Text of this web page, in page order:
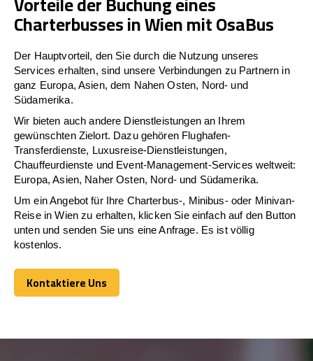
Charterbusses in Wien mit OsaBus
Der Hauptvorteil, den Sie durch die Nutzung unseres
Services erhalten, sind unsere Verbindungen zu Partnern in
ganz Europa, Asien, dem Nahen Osten, Nord- und
Südamerika.
Wir bieten auch andere Dienstleistungen an Ihrem
gewünschten Zielort. Dazu gehören Flughafen-
Transferdienste, Luxusreise-Dienstleistungen,
Chauffeurdienste und Event-Management-Services weltweit:
Europa, Asien, Naher Osten, Nord- und Südamerika.
Um ein Angebot für Ihre Charterbus-, Minibus- oder Minivan-
Reise in Wien zu erhalten, klicken Sie einfach auf den Button
unten und senden Sie uns eine Anfrage. Es ist völlig
kostenlos.
Kontaktiere Uns
Kontaktiere Uns